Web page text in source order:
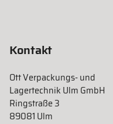
Kontakt
Ott Verpackungs- und
Lagertechnik Ulm GmbH
Ringstraße 3
89081 Ulm